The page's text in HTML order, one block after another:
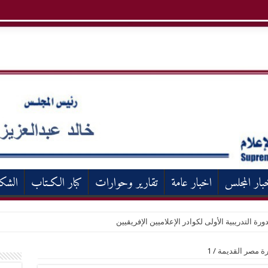
المجلس اخبار عامة تقارير وحوارات كبار الكـتاب
التدريبية الأولى لكوادر الإعلاميين الإفريقيين
مصر القديمة /
1